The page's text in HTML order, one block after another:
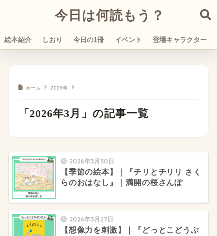
今日は何読もう？
絵本紹介 しおり 今日の1冊 イベント 登場キャラクター
ホーム 2026年
「2026年3月」の記事一覧
2026年3月30日
【季節の絵本】｜『チリとチリリ さく
らのおはなし』｜満開の桜さんぽ
2026年3月27日
【想像力を刺激】｜『どっとこどうぶ